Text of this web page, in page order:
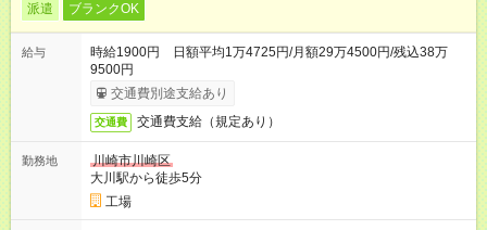
派遣 ブランクOK
給与
時給1900円 日額平均1万4725円/月額29万4500円/残込38万
9500円
交通費別途支給あり
交通費 交通費支給（規定あり）
勤務地
川崎市川崎区
大川駅から徒歩5分
工場